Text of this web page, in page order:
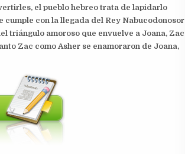
el pueblo hebreo trata de lapidarlo
con la llegada del Rey Nabucodonosor
triángulo amoroso que envuelve a Joana, Zac
Zac como Asher se enamoraron de Joana,